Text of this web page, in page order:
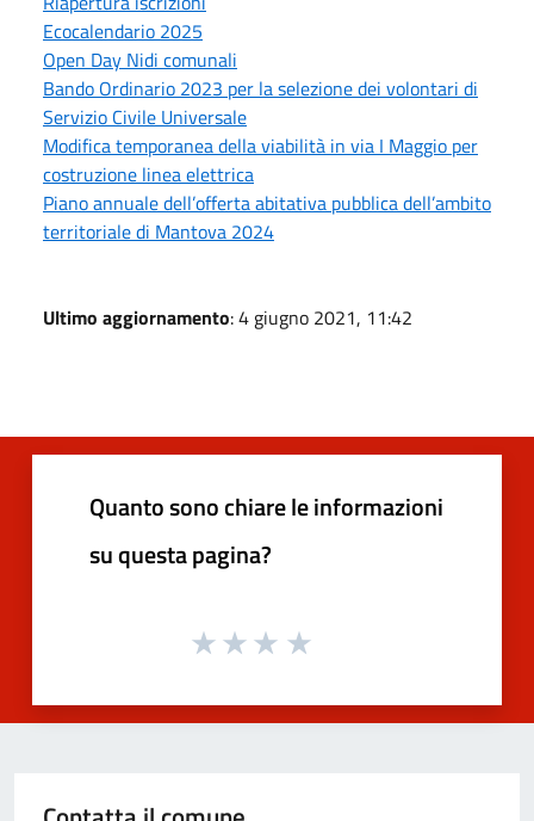
Ecocalendario 2025
Open Day Nidi comunali
Bando Ordinario 2023 per la selezione dei volontari di
Servizio Civile Universale
Modifica temporanea della viabilità in via I Maggio per
costruzione linea elettrica
Piano annuale dell’offerta abitativa pubblica dell’ambito
territoriale di Mantova 2024
Ultimo aggiornamento: 4 giugno 2021, 11:42
Quanto sono chiare le informazioni
su questa pagina?